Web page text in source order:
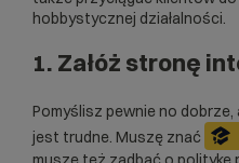
hobbystycznej działalności.
1. Załóż stronę
Pomyślisz pewnie no dobrze,
jest trudne. Muszę znać